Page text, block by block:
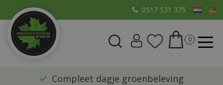
a
0517 531 375
​Compleet dagje groenbeleving